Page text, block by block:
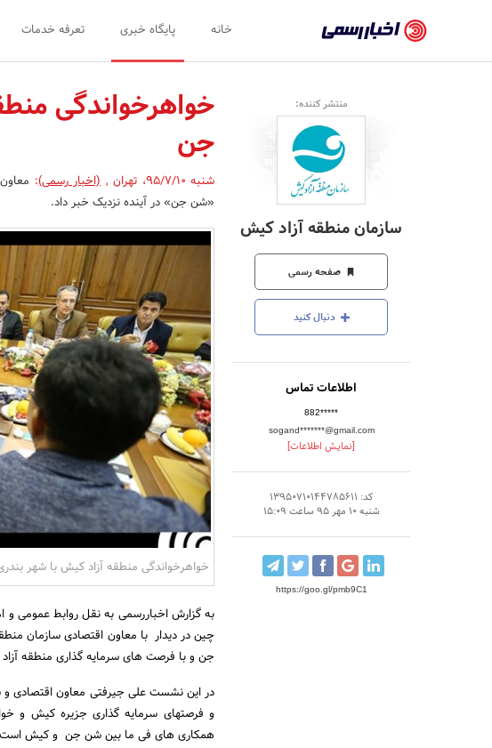
رسمی
-
اخبار
تایید
شده
شرکت‌ها،
سازمان‌ها
و
روابط
عمومی‌ها
خانه پایگاه خبری تعرفه خدمات
منتشر کننده:
سازمان منطقه آزاد کیش
صفحه رسمی
دنبال کنید
اطلاعات تماس
882*****
sogand*******@gmail.com
[نمایش اطلاعات]
کد: 13950710144785611
شنبه 10 مهر 95 ساعت 15:09
https://goo.gl/pmb9C1
خواهرخواندگی
جن
شنبه 95/7/10 ، تهران , (اخبار رسمی):
«شن جن» در آینده نزدیک خبر داد.
خواهرخواندگی منطقه آزاد کیش با شهر
به گزارش اخباررسمی به نقل روابط عمومی
چین در دیدار با معاون اقتصادی سازمان
جن و با فرصت های سرمایه گذاری منطقه
در این نشست علی جیرفتی معاون اقتصادی
و فرصتهای سرمایه گذاری جزیره کیش و
همکاری های فی ما بین شن جن و کیش